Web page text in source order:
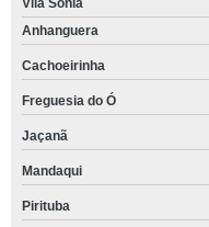
Vila Sônia
Anhanguera
Cachoeirinha
Freguesia do Ó
Jaçanã
Mandaqui
Pirituba